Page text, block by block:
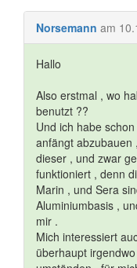
Norsemann am
Hallo
Also erstmal , wo
benutzt ??
Und ich habe
anfängt abzubauen
dieser , und zwar
funktioniert , denn
Marin , und Sera
Aluminiumbasis ,
mir .
Mich interessiert
überhaupt